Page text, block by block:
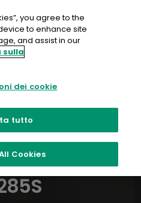
Revoria
you agree to the
to enhance site
and assist in our
sulla
dei cookie
tutto
Cookies